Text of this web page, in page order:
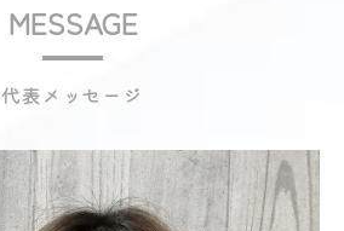
代表メッセージ
MESSAGE